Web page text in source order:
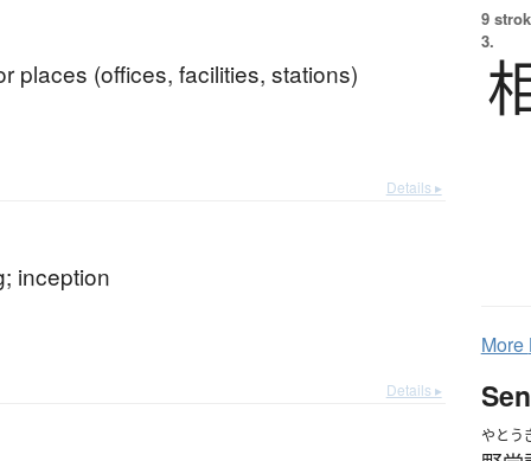
places (offices, facilities, stations)
Details ▸
inception
Details ▸
9
3.
More
やとう